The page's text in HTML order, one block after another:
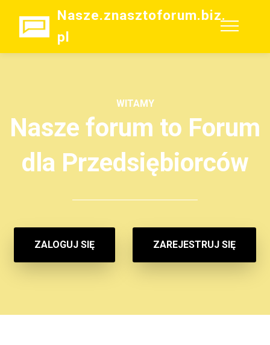
Nasze.znasztoforum.biz.
pl
WITAMY
Nasze forum to Forum
dla Przedsiębiorców
ZALOGUJ SIĘ ZAREJESTRUJ SIĘ